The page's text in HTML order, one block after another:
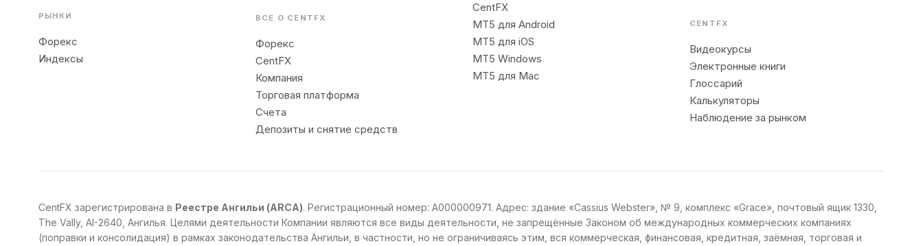
РЫНКИ
Форекс
Индексы
ВСЕ О CENTFX
Форекс
CentFX
Компания
Торговая платформа
Счета
Депозиты и снятие средств
CentFX
MT5 для Android
MT5 для iOS
MT5 Windows
MT5 для Mac
CENTFX
Видеокурсы
Электронные книги
Глоссарий
Калькуляторы
Наблюдение за рынком
CentFX зарегистрирована в Реестре Ангильи (ARCA). Регистрационный номер: A000000971. Адрес: здание «Cassius Webster», № 9, комплекс «Grace», почтовый ящик 1330,
The Vally, AI-2640, Ангилья. Целями деятельности Компании являются все виды деятельности, не запрещённые Законом об международных коммерческих компаниях
(поправки и консолидация) в рамках законодательства Ангильи, в частности, но не ограничиваясь этим, вся коммерческая, финансовая, кредитная, заёмная, торговая и